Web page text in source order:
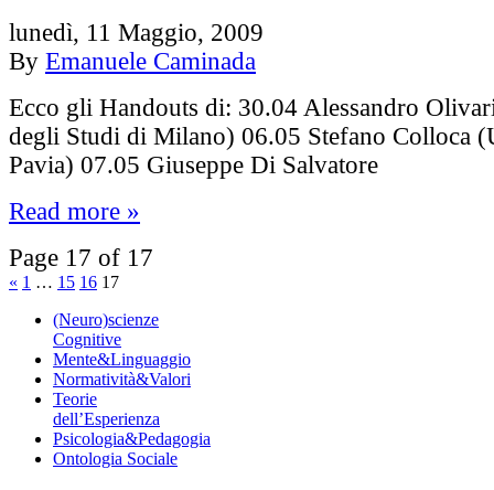
lunedì, 11 Maggio, 2009
By Emanuele Caminada
Ecco gli Handouts di: 30.04 Alessandro
degli Studi di Milano) 06.05 Stefano Colloca
Pavia) 07.05 Giuseppe Di Salvatore
Read more »
Page 17 of 17
« 1 … 15 16 17
(Neuro)scienze
Cognitive
Mente&Linguaggio
Normatività&Valori
Teorie
dell’Esperienza
Psicologia&Pedagogia
Ontologia Sociale